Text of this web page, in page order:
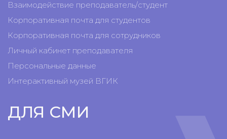
Взаимодействие преподаватель/студент
Корпоративная почта для студентов
Корпоративная почта для сотрудников
Личный кабинет преподавателя
Персональные данные
Интерактивный музей ВГИК
ДЛЯ СМИ